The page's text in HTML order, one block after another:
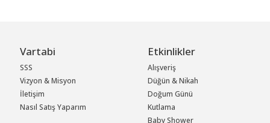
Vartabi
SSS
Vizyon & Misyon
İletişim
Nasıl Satış Yaparım
Etkinlikler
Alışveriş
Düğün & Nikah
Doğum Günü
Kutlama
Baby Shower